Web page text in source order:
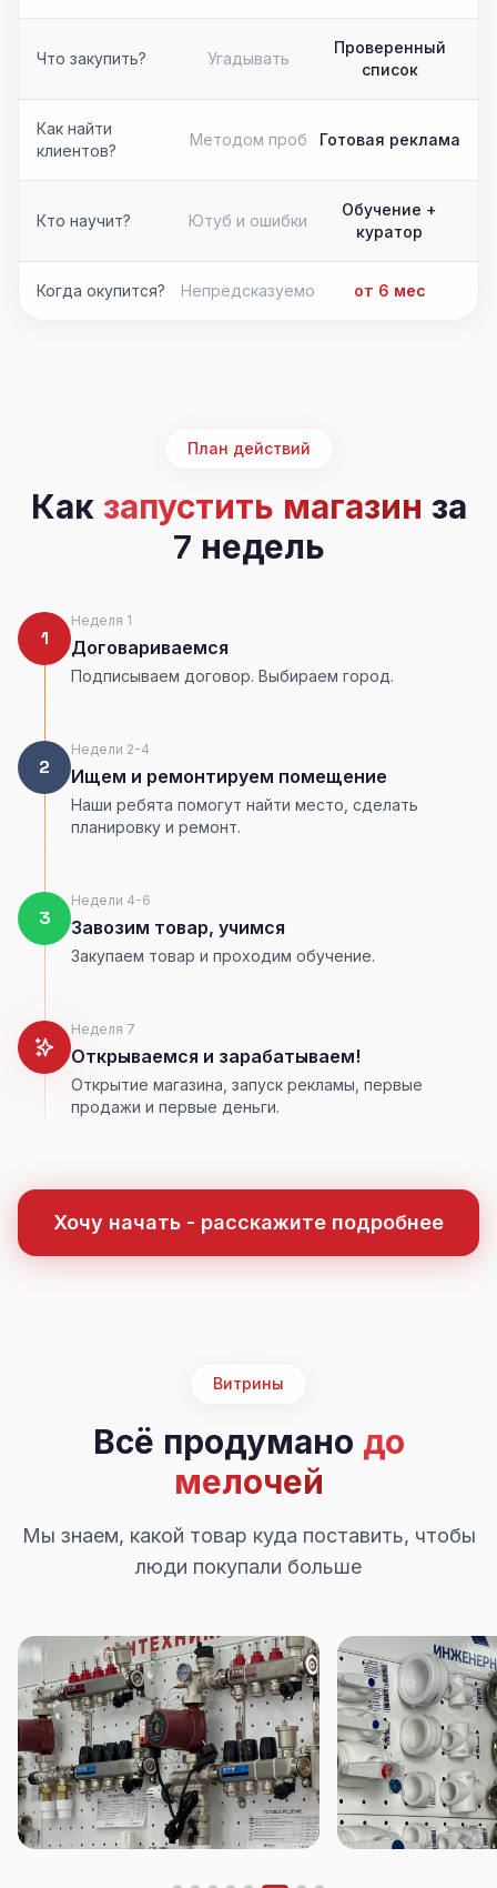
Что закупить? Угадывать
Проверенный
список
Как найти
клиентов?
Методом проб Готовая реклама
Кто научит? Ютуб и ошибки
Обучение +
куратор
Когда окупится? Непредсказуемо от 6 мес
План действий
Как запустить магазин за
7 недель
1
Неделя 1
Договариваемся
Подписываем договор. Выбираем город.
2
Недели 2-4
Ищем и ремонтируем помещение
Наши ребята помогут найти место, сделать
планировку и ремонт.
3
Недели 4-6
Завозим товар, учимся
Закупаем товар и проходим обучение.
Неделя 7
Открываемся и зарабатываем!
Открытие магазина, запуск рекламы, первые
продажи и первые деньги.
Хочу начать - расскажите подробнее
Витрины
Всё продумано до
мелочей
Мы знаем, какой товар куда поставить, чтобы
люди покупали больше